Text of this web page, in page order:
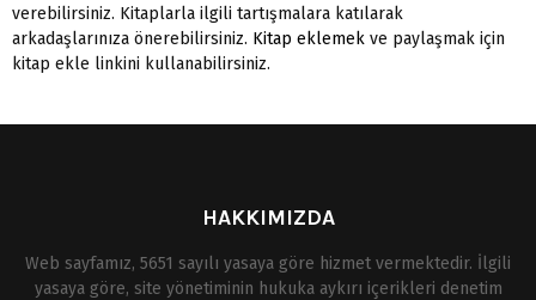
verebilirsiniz. Kitaplarla ilgili tartışmalara katılarak
arkadaşlarınıza önerebilirsiniz. Kitap eklemek ve paylaşmak için
kitap ekle linkini kullanabilirsiniz.
HAKKIMIZDA
Web sayfamız, 5651 sayılı yasaya göre hizmet vermektedir. İlgili
yasaya göre, site yönetiminin hukuka aykırı içerikleri denetim